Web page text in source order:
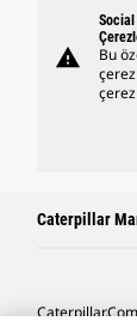
warning
Bu
Caterpillar
Caterpillar.com